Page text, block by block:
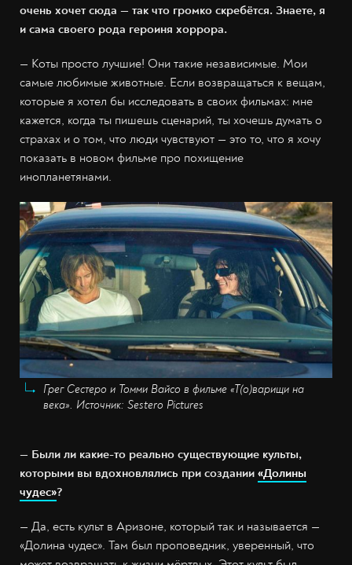
очень хочет сюда — так что громко скребётся. Знаете, я
и сама своего рода героиня хоррора.
— Коты просто лучшие! Они такие независимые. Мои
самые любимые животные. Если возвращаться к вещам,
которые я хотел бы исследовать в своих фильмах: мне
кажется, когда ты пишешь сценарий, ты хочешь думать о
страхах и о том, что люди чувствуют — это то, что я хочу
показать в новом фильме про похищение
инопланетянами.
Грег Сестеро и Томми Вайсо в фильме «Т(о)варищи на
века». Источник: Sestero Pictures
— Были ли какие-то реально существующие культы,
которыми вы вдохновлялись при создании «Долины
чудес»?
— Да, есть культ в Аризоне, который так и называется —
«Долина чудес». Там был проповедник, уверенный, что